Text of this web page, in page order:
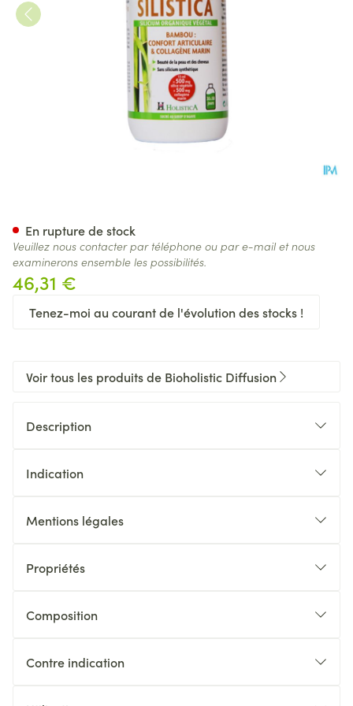
46,31 €
Tenez-moi au courant de l'évolution des stocks !
En rupture de stock
Veuillez nous contacter par téléphone ou par e-mail et nous
examinerons ensemble les possibilités.
Voir tous les produits de Bioholistic Diffusion
Description
Indication
Mentions légales
Propriétés
Composition
Contre indication